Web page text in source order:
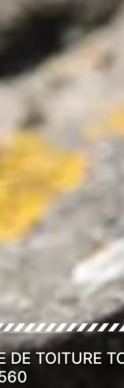
DE TOITURE